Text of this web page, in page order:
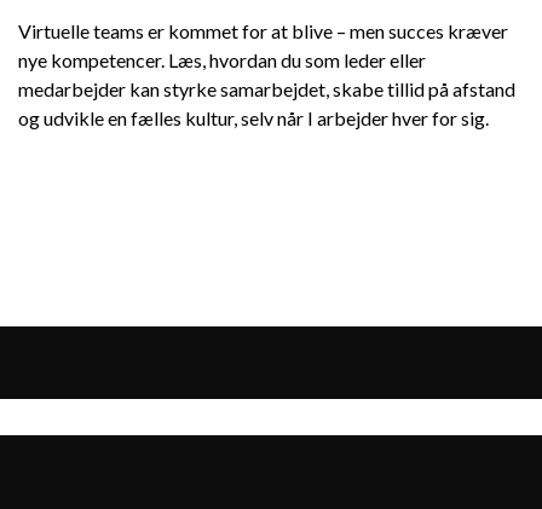
Virtuelle teams er kommet for at blive – men succes kræver
nye kompetencer. Læs, hvordan du som leder eller
medarbejder kan styrke samarbejdet, skabe tillid på afstand
og udvikle en fælles kultur, selv når I arbejder hver for sig.